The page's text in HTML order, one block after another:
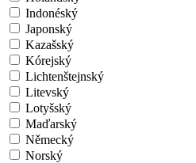
Indonéský
Japonský
Kazašský
Kórejský
Lichtenštejnský
Litevský
Lotyšský
Maďarský
Německý
Norský